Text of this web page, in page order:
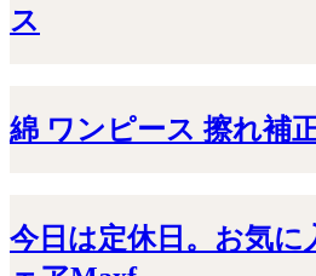
ス
綿 ワンピース 擦れ補
今日は定休日。お気に